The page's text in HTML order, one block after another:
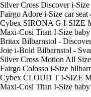
Silver Cross Discover i-Size
Fairgo Adore i-Size car
Cybex SIRONA G I-SIZE
Maxi-Cosi Titan I-Size
Britax Bilbarnstol -
Joie i-Bold Bilbarnstol -
Silver Cross Motion All
Fairgo Colosso i-Size
Cybex CLOUD T I-SIZE
Maxi-Cosi Titan I-Size